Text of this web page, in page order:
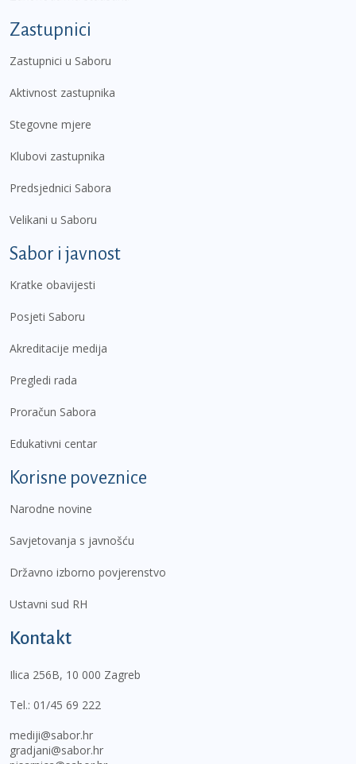
Zastupnici
Zastupnici u Saboru
Aktivnost zastupnika
Stegovne mjere
Klubovi zastupnika
Predsjednici Sabora
Velikani u Saboru
Sabor i javnost
Kratke obavijesti
Posjeti Saboru
Akreditacije medija
Pregledi rada
Proračun Sabora
Edukativni centar
Korisne poveznice
Narodne novine
Savjetovanja s javnošću
Državno izborno povjerenstvo
Ustavni sud RH
Kontakt
Ilica 256B, 10 000 Zagreb
Tel.: 01/45 69 222
mediji@sabor.hr
gradjani@sabor.hr